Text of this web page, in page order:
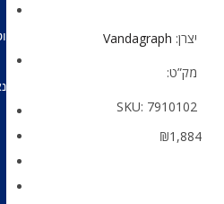
יצרן:Vandagraph
מק”ט:
SKU: 7910102
₪1,884